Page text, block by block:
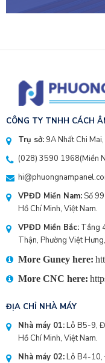
CÔNG TY TNHH CÁCH
Trụ sở: 9A Nhất Chi
(028) 3590 1968(Miền
VPĐD Miền Nam:Số
Hồ Chí Minh, Việt Nam.
VPĐD Miền Bắc: Tầng
Thận, Phường Việt
More Guney here:
More CNC here:
ĐỊA CHỈ NHÀ MÁY
Nhà máy 01:Lô B5-9,
Hồ Chí Minh, Việt Nam.
Nhà máy 02:Lô B4-10,